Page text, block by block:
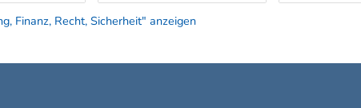
Finanz, Recht, Sicherheit" anzeigen